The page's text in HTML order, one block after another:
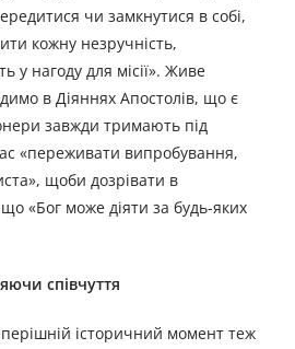
чи замкнутися в собі,
кожну незручність,
у нагоду для місії». Живе
в Діяннях Апостолів, що є
завжди тримають під
«переживати випробування,
щоби дозрівати в
«Бог може діяти за будь-яких
співчуття
історичний момент теж